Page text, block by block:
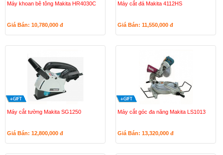
Máy khoan bê tông Makita HR4030C
Giá Bán: 10,780,000 đ
Máy cắt đá Makita 4112HS
Giá Bán: 11,550,000 đ
Máy cắt tường Makita SG1250
Giá Bán: 12,800,000 đ
Máy cắt góc đa năng Makita LS1013
Giá Bán: 13,320,000 đ